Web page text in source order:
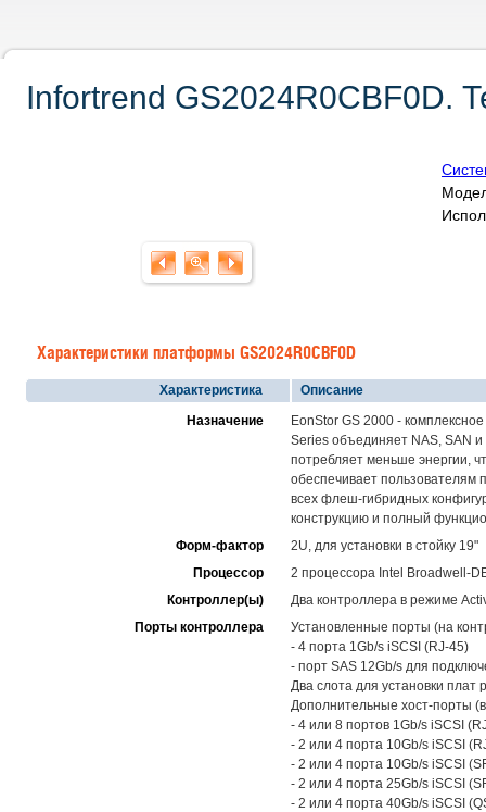
Infortrend GS2024R0CBF0D.
Характеристики платформы GS2024R0CBF0D
Характеристика
Описание
Назначение
EonStor GS 2000 -
Series объединяет NAS, SAN
потребляет меньше энергии,
обеспечивает пользователям
всех флеш-гибридных
конструкцию и полный
Форм-фактор
2U, для установки в стойку 19"
Процессор
2 процессора Intel Broadwell-
Контроллер(ы)
Два контроллера в режиме
Порты контроллера
Установленные порты (на
- 4 порта 1Gb/s iSCSI (RJ-45)
- порт SAS 12Gb/s для
Два слота для установки
Дополнительные хост-порты
- 4 или 8 портов 1Gb/s iSCSI
- 2 или 4 порта 10Gb/s iSCSI
- 2 или 4 порта 10Gb/s iSCSI
- 2 или 4 порта 25Gb/s iSCSI
- 2 или 4 порта 40Gb/s iSCSI